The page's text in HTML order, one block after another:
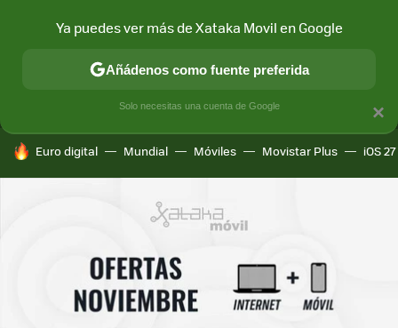
MÓVIL Y SOCIEDAD APLICACIONES
HOY SE HABLA DE
Euro digital Mundial Móviles Movistar Plus iOS 27
×
Ya puedes ver más de Xataka Movil en Google
Añádenos como fuente preferida
Solo necesitas una cuenta de Google